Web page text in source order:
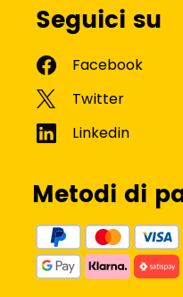
Seguici su
Metodi di